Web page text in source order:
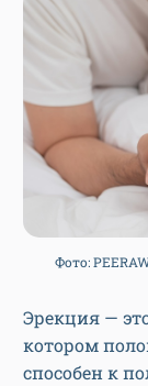
Фото:
Эрекция —
котором
способен к